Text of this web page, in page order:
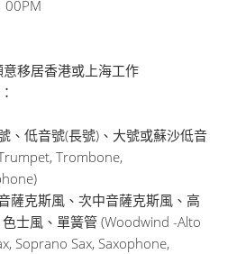
00PM
移居香港或上海工作
、低音號(長號)、大號或蘇沙低音
Trombone,
薩克斯風、次中音薩克斯風、高
士風、單簧管 (Woodwind -Alto
Soprano Sax, Saxophone,